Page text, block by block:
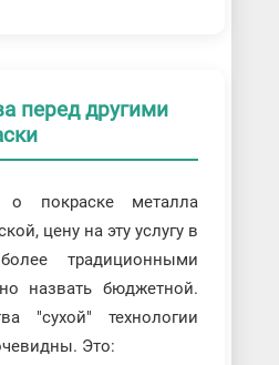
перед другими
о покраске металла
цену на эту услугу в
традиционными
назвать бюджетной.
"сухой" технологии
Это: